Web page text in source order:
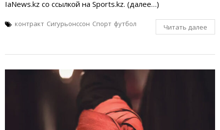
IaNews.kz со ссылкой на Sports.kz. (далее…)
контракт Сигурьонссон Спорт футбол Читать далее